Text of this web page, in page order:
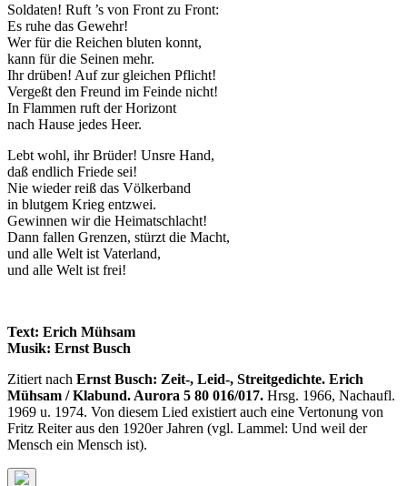
Soldaten! Ruft ’s von Front zu Front:
Es ruhe das Gewehr!
Wer für die Reichen bluten konnt,
kann für die Seinen mehr.
Ihr drüben! Auf zur gleichen Pflicht!
Vergeßt den Freund im Feinde nicht!
In Flammen ruft der Horizont
nach Hause jedes Heer.
Lebt wohl, ihr Brüder! Unsre Hand,
daß endlich Friede sei!
Nie wieder reiß das Völkerband
in blutgem Krieg entzwei.
Gewinnen wir die Heimatschlacht!
Dann fallen Grenzen, stürzt die Macht,
und alle Welt ist Vaterland,
und alle Welt ist frei!
Text: Erich Mühsam
Musik: Ernst Busch
Zitiert nach Ernst Busch: Zeit-, Leid-, Streitgedichte. Erich
Mühsam / Klabund. Aurora 5 80 016/017. Hrsg. 1966, Nachaufl.
1969 u. 1974. Von diesem Lied existiert auch eine Vertonung von
Fritz Reiter aus den 1920er Jahren (vgl. Lammel: Und weil der
Mensch ein Mensch ist).